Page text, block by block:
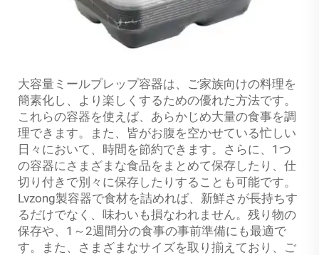
大容量ミールプレップ容器は、ご家族向けの料理を
簡素化し、より楽しくするための優れた方法です。
これらの容器を使えば、あらかじめ大量の食事を調
理できます。また、皆がお腹を空かせている忙しい
日々において、時間を節約できます。さらに、1つ
の容器にさまざまな食品をまとめて保存したり、仕
切り付きで別々に保存したりすることも可能です。
Lvzong製容器で食材を詰めれば、新鮮さが長持ちす
るだけでなく、味わいも損なわれません。残り物の
保存や、1～2週間分の食事の事前準備にも最適で
す。また、さまざまなサイズを取り揃えており、ご